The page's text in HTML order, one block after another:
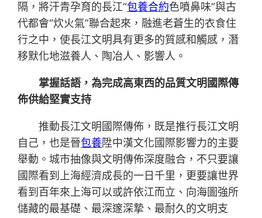
隔，將汗青孕育的長江“包養合約色噴鼻味”與古
代都會“炊火氣”聯合起來，融進老蒼生的衣食住
行之中，使長江文明具有更多的質感和觸感，潛
移默化地滋養人、陶冶人、影響人。
掌握話語，為完成高東西的品質文明國際傳
佈供給堅實支持
推動長江文明國際傳佈，既是推行長江文明
自己，也是晉包養陞中漢文化國際影響力的主要
舉動。城市抽像與文明傳佈深度融合，不只要讓
國際看到上海經濟成長的一日千里，更要讓世界
看到百年來上海可以或許依江而立、向海圖強所
儲藏的最基礎、最深邃深摯、最耐久的文明支